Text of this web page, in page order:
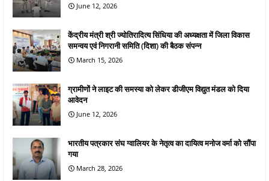
June 12, 2026
केंद्रीय मंत्री श्री ज्योतिरादित्य सिंधिया की अध्यक्षता में जिला विकास
समन्वय एवं निगरानी समिति (दिशा) की बैठक संपन्न
March 15, 2026
ग्रामीणों ने लाइट की समस्या को लेकर डीजीएम विद्युत मंडल को दिया
आवेदन
June 12, 2026
भारतीय पत्रकार संघ ग्वालियर के नेतृत्व का दायित्व मनोज वर्मा को सौंपा
गया
March 28, 2026